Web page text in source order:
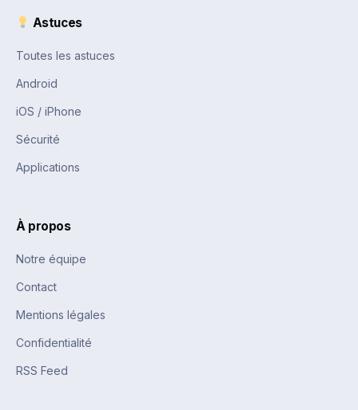
Astuces
Toutes les astuces
Android
iOS / iPhone
Sécurité
Applications
À propos
Notre équipe
Contact
Mentions légales
Confidentialité
RSS Feed